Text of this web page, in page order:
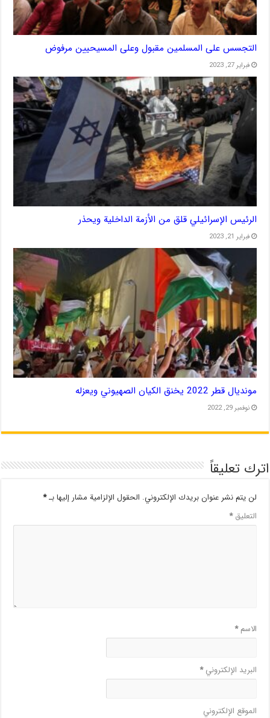
التجسس على المسلمين مقبول وعلى المسيحيين مرفوض
فبراير 27, 2023
الرئيس الإسرائيلي قلق من الأزمة الداخلية ويحذر
فبراير 21, 2023
مونديال قطر 2022 يخنق الكيان الصهيوني ويعزله
نوفمبر 29, 2022
اترك تعليقاً
لن يتم نشر عنوان بريدك الإلكتروني. الحقول الإلزامية مشار إليها بـ*
التعليق*
الاسم*
البريد الإلكتروني*
الموقع الإلكتروني